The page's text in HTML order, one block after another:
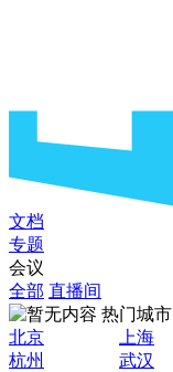
文档
专题
会议
全部 直播间
热门城市
北京
上海
杭州
武汉